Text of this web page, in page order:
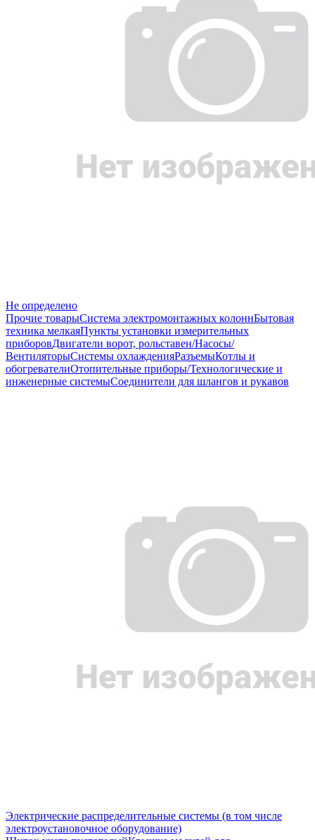
Не определено
Прочие товарыСистема электромонтажных колоннБытовая
техника мелкаяПункты установки измерительных
приборовДвигатели ворот, рольставен/Насосы/
ВентиляторыСистемы охлажденияРазъемыКотлы и
обогревателиОтопительные приборы/Технологические и
инженерные системыСоединители для шлангов и рукавов
Электрические распределительные системы (в том числе
электроустановочное оборудование)